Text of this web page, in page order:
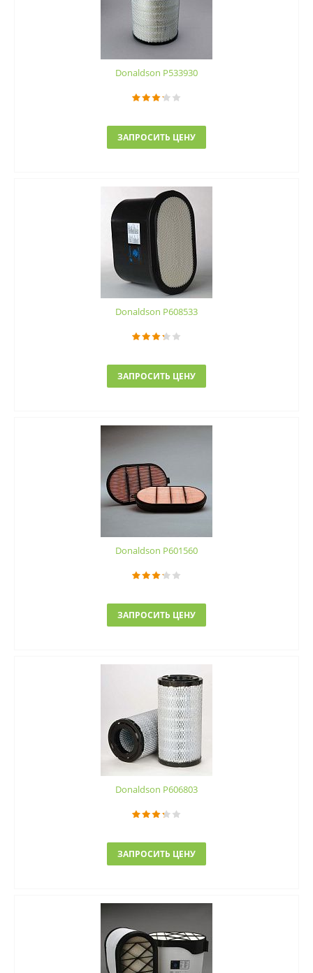
Donaldson P533930
ЗАПРОСИТЬ ЦЕНУ
Donaldson P608533
ЗАПРОСИТЬ ЦЕНУ
Donaldson P601560
ЗАПРОСИТЬ ЦЕНУ
Donaldson P606803
ЗАПРОСИТЬ ЦЕНУ